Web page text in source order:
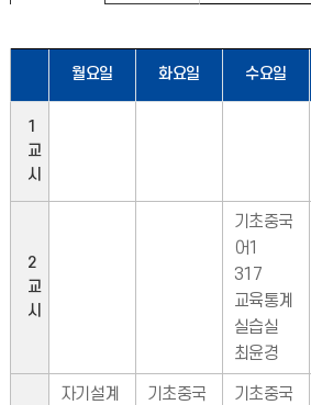
월요일 화요일 수요일
1
교
시
2
교
시
기초중국
어1
317
교육통계
실습실
최윤경
자기설계
기초중국
기초중국